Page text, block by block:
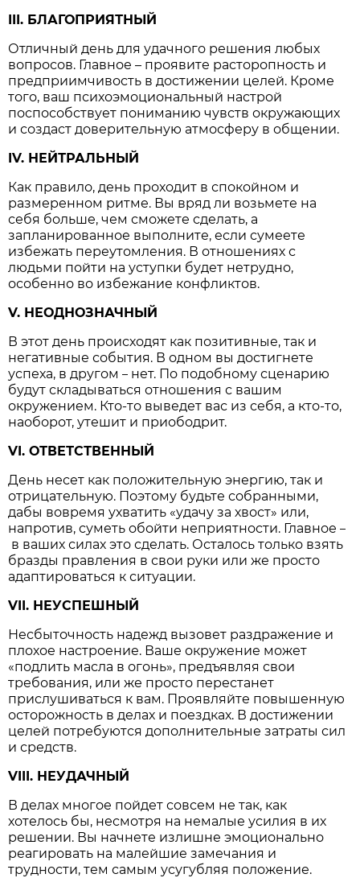
III. БЛАГОПРИЯТНЫЙ
Отличный день для удачного решения любых
вопросов. Главное – проявите расторопность и
предприимчивость в достижении целей. Кроме
того, ваш психоэмоциональный настрой
поспособствует пониманию чувств окружающих
и создаст доверительную атмосферу в общении.
IV. НЕЙТРАЛЬНЫЙ
Как правило, день проходит в спокойном и
размеренном ритме. Вы вряд ли возьмете на
себя больше, чем сможете сделать, а
запланированное выполните, если сумеете
избежать переутомления. В отношениях с
людьми пойти на уступки будет нетрудно,
особенно во избежание конфликтов.
V. НЕОДНОЗНАЧНЫЙ
В этот день происходят как позитивные, так и
негативные события. В одном вы достигнете
успеха, в другом– нет. По подобному сценарию
будут складываться отношения с вашим
окружением. Кто-то выведет вас из себя, а кто-то,
наоборот, утешит и приободрит.
VI. ОТВЕТСТВЕННЫЙ
День несет как положительную энергию, так и
отрицательную. Поэтому будьте собранными,
дабы вовремя ухватить «удачу за хвост» или,
напротив, суметь обойти неприятности. Главное–
в ваших силах это сделать. Осталось только взять
бразды правления в свои руки или же просто
адаптироваться к ситуации.
VII. НЕУСПЕШНЫЙ
Несбыточность надежд вызовет раздражение и
плохое настроение. Ваше окружение может
«подлить масла в огонь», предъявляя свои
требования, или же просто перестанет
прислушиваться к вам. Проявляйте повышенную
осторожность в делах и поездках. В достижении
целей потребуются дополнительные затраты сил
и средств.
VIII. НЕУДАЧНЫЙ
В делах многое пойдет совсем не так, как
хотелось бы, несмотря на немалые усилия в их
решении. Вы начнете излишне эмоционально
реагировать на малейшие замечания и
трудности, тем самым усугубляя положение.